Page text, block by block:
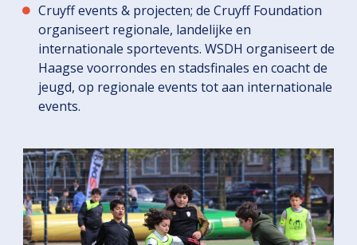
Cruyff events & projecten; de Cruyff Foundation
organiseert regionale, landelijke en
internationale sportevents. WSDH organiseert de
Haagse voorrondes en stadsfinales en coacht de
jeugd, op regionale events tot aan internationale
events.